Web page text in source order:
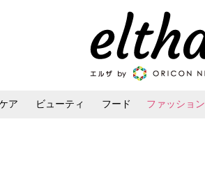
ア ビューティ フード ファッション